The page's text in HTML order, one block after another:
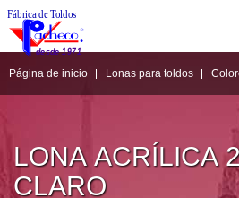
Página de inicio Lonas para toldos
LONA ACRÍLICA
CLARO